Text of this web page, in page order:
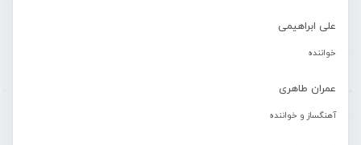
علی ابراهیمی
خواننده
عمران طاهری
آهنگساز و خواننده